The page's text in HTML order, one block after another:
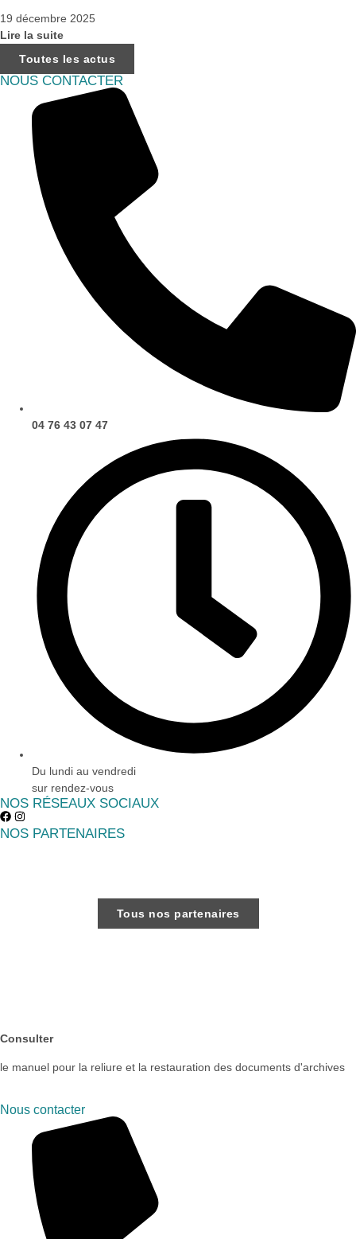
19 décembre 2025
Lire la suite
Toutes les actus
NOUS CONTACTER
04 76 43 07 47
Du lundi au vendredi
sur rendez-vous
NOS RÉSEAUX SOCIAUX
NOS PARTENAIRES
Tous nos partenaires
Consulter
le manuel pour la reliure et la restauration des documents d'archives
Nous contacter